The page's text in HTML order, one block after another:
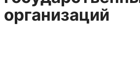
организаций